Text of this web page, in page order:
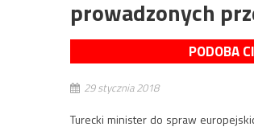
prowadzonych
PODOBA
29 stycznia 2018
Turecki minister do spraw